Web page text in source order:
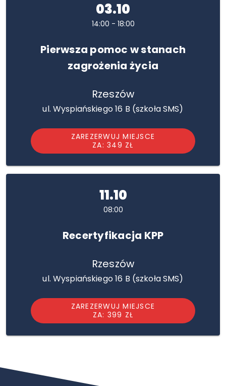
03.10
14:00 - 18:00
Pierwsza pomoc w stanach
zagrożenia życia
Rzeszów
ul. Wyspiańskiego 16 B (szkoła SMS)
ZAREZERWUJ MIEJSCE
ZA: 349 ZŁ
11.10
08:00
Recertyfikacja KPP
Rzeszów
ul. Wyspiańskiego 16 B (szkoła SMS)
ZAREZERWUJ MIEJSCE
ZA: 399 ZŁ